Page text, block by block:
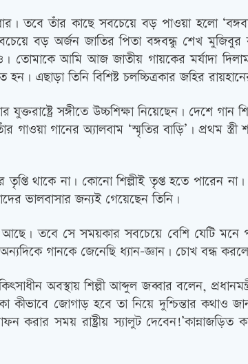
তবে তাঁর কাছে সবচেয়ে বড় পাওয়া হলো
বড় অর্জন জাতির পিতা বঙ্গবন্ধু শেখ
আমি আজ জাতীয় গায়কের মর্যাদা
তিনি বিশিষ্ট চলচ্চিত্রকার জহির
সঙ্গীতে উচ্চশিক্ষা নিয়েছেন। দেশে
গানের অ্যালবাম ‘স্মৃতির বাড়ি’। প্রথম
থাকে না। কোনো শিল্পীই তৃপ্ত হতে পারেন
ভালবাসার জন্যই গেয়েছেন তিনি।
তবে সে সময়কার সবচেয়ে বেশি যেটি
গানকে জেনেছি ধ্যান-জ্ঞান। চোখ বন্ধ
অবস্থায় শিল্পী আব্দুল জব্বার বলেন,
জোগাড় হবে তা নিয়ে দুশ্চিন্তার কথাও
করার সময় রাষ্ট্রীয় স্যালুট